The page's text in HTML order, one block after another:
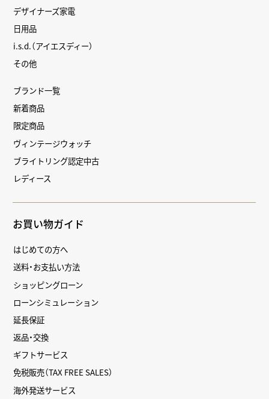
デザイナーズ家電
日用品
i.s.d.（アイエスディー）
その他
ブランド一覧
新着商品
限定商品
ヴィンテージウォッチ
ブライトリング認定中古
レディース
お買い物ガイド
はじめての方へ
送料・お支払い方法
ショッピングローン
ローンシミュレーション
延長保証
返品・交換
ギフトサービス
免税販売（TAX FREE SALES）
海外発送サービス